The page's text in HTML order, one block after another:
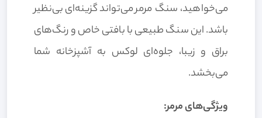
می‌خواهید، سنگ مرمر می‌تواند گزینه‌ای بی‌نظیر
باشد. این سنگ طبیعی با بافتی خاص و رنگ‌های
براق و زیبا، جلوه‌ای لوکس به آشپزخانه شما
می‌بخشد.
ویژگی‌های مرمر: